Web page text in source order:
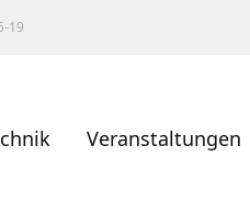
19
Veranstaltungen